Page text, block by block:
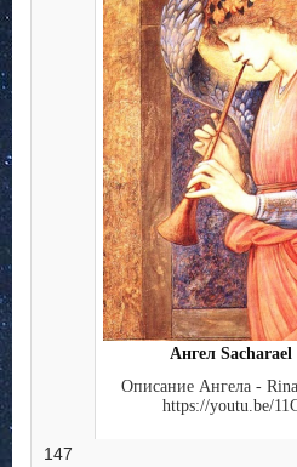
Ангел Sacharael
Описание Ангела -
https://youtu.be/
147